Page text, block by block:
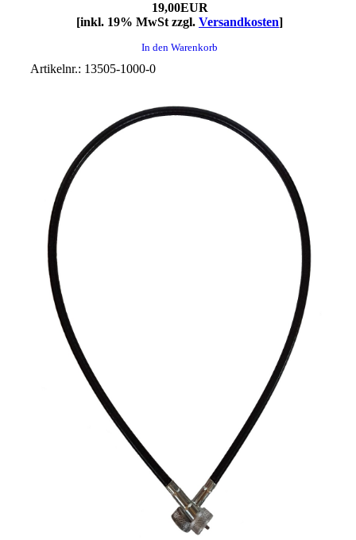
19,00EUR
[inkl. 19% MwSt zzgl. Versandkosten]
In den Warenkorb
Artikelnr.: 13505-1000-0